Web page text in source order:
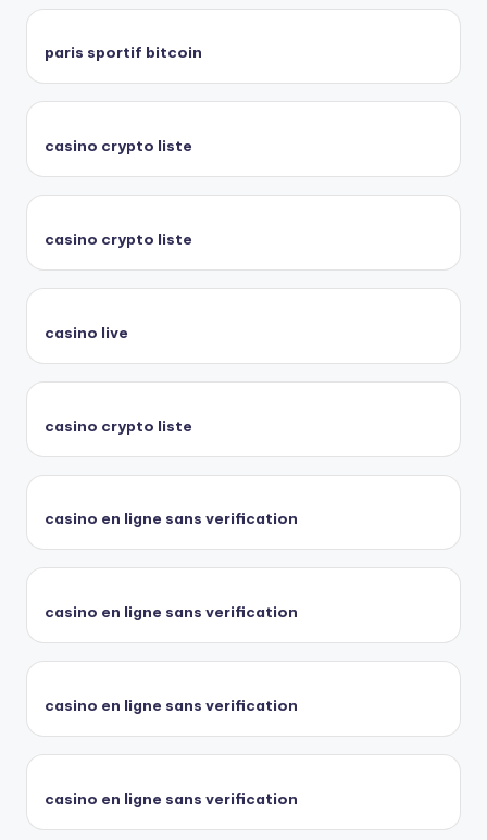
paris sportif bitcoin
casino crypto liste
casino crypto liste
casino live
casino crypto liste
casino en ligne sans verification
casino en ligne sans verification
casino en ligne sans verification
casino en ligne sans verification